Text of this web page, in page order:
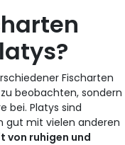
Fischarten
beobachten, sondern
bei. Platys sind
gut mit vielen anderen
von ruhigen und